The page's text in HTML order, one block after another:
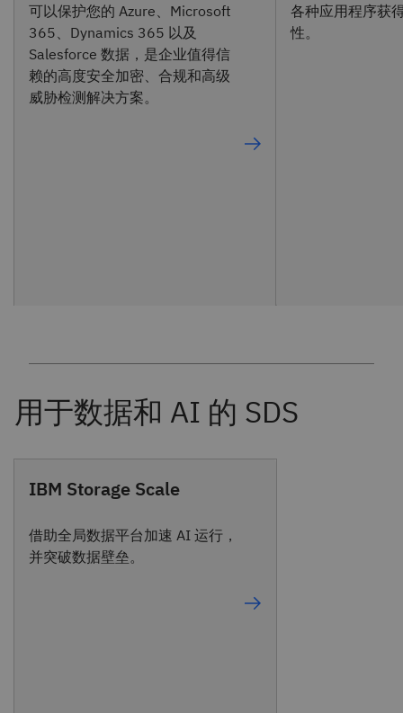
可以保护您的 Azure、Microsoft
365、Dynamics 365 以及
Salesforce 数据，是企业值得信
赖的高度安全加密、合规和高级
威胁检测解决方案。
各种应用程序获
性。
IBM Storage Scale
借助全局数据平台加速 AI 运行，
并突破数据壁垒。